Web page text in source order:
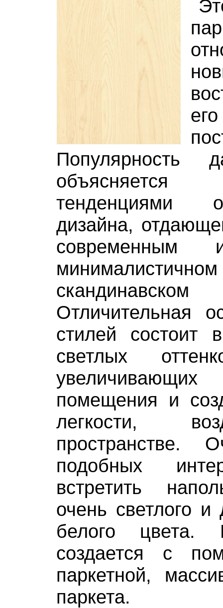
Популярность
тенденциями
дизайна,
современным
Отличительная
стилей состоит
светлых
помещения и
легкости,
пространстве.
подобных
встретить
очень светлого
белого
создается с
паркетной,
паркета.